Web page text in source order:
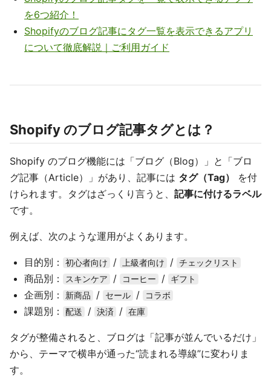
を6つ紹介！
Shopifyのブログ記事にタグ一覧を表示できるアプリ
について徹底解説｜ご利用ガイド
Shopify のブログ記事タグとは？
Shopify のブログ機能には「ブログ（Blog）」と「ブロ
グ記事（Article）」があり、記事には タグ（Tag）
を付
けられます。タグはざっくり言うと、 記事に付けるラベル
です。
例えば、次のような運用がよくあります。
目的別： 初心者向け / 上級者向け / チェックリスト
商品別： スキンケア / コーヒー / ギフト
企画別： 新商品 / セール / コラボ
課題別： 配送 / 決済 / 在庫
タグが整備されると、ブログは「記事が並んでいるだけ」
から、テーマで横串が通った“読まれる導線”に変わりま
す。